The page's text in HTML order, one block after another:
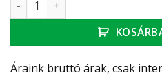
Áraink bruttó árak, csak